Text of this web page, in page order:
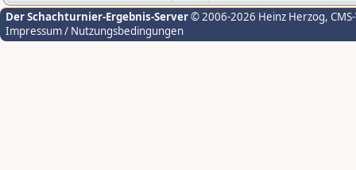
Der Schachturnier-Ergebnis-Server© 2006-2026 Heinz Herzog,
Impressum / Nutzungsbedingungen